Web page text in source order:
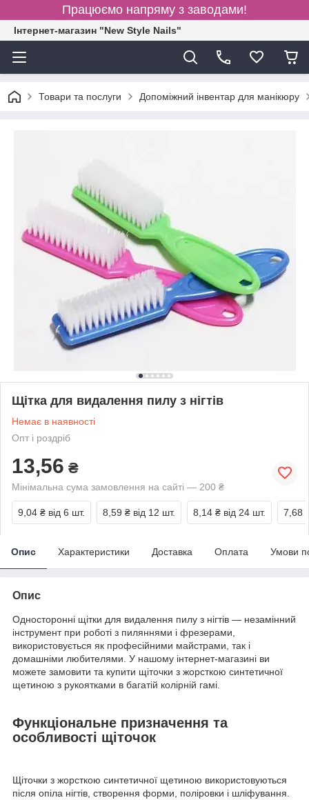
Працюємо напряму з заводами!
Інтернет-магазин "New Style Nails"
Товари та послуги Допоміжний інвентар для манікюру
Щітка для видалення пилу з нігтів
Немає в наявності
Опт і роздріб
13,56 ₴
Мінімальна сума замовлення на сайті — 200 ₴
9,04 ₴ від 6 шт. 8,59 ₴ від 12 шт. 8,14 ₴ від 24 шт. 7,68
Опис Характеристики Доставка Оплата Умови
Опис
Односторонні щітки для видалення пилу з нігтів — незамінний
інструмент при роботі з пиляннями і фрезерами,
використовується як професійними майстрами, так і
домашніми любителями. У нашому інтернет-магазині ви
можете замовити та купити щіточки з жорсткою синтетичної
щетиною з рукоятками в багатій колірній гамі.
Функціональне призначення та
особливості щіточок
Щіточки з жорсткою синтетичної щетиною використовуються
після опіла нігтів, створення форми, поліровки і шліфування.